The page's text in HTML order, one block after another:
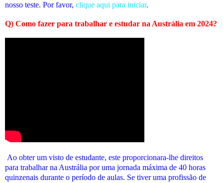
nosso teste. Por favor, clique aqui para iniciar.
Q) Como fazer para trabalhar e estudar na Austrália em 2024?
Ao obter um visto de estudante, este proporcionara-lhe direitos
para trabalhar na Austrália por uma jornada máxima de 40 horas
quinzenais durante o período de aulas. Se tiver uma profissão de